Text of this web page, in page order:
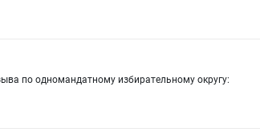
по одномандатному избирательному округу: